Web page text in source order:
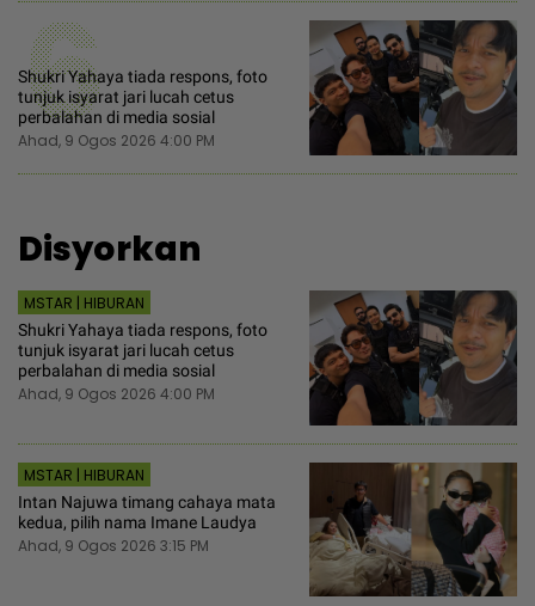
6
Shukri Yahaya tiada respons, foto
tunjuk isyarat jari lucah cetus
perbalahan di media sosial
Ahad, 9 Ogos 2026 4:00 PM
Disyorkan
MSTAR | HIBURAN
Shukri Yahaya tiada respons, foto
tunjuk isyarat jari lucah cetus
perbalahan di media sosial
Ahad, 9 Ogos 2026 4:00 PM
MSTAR | HIBURAN
Intan Najuwa timang cahaya mata
kedua, pilih nama Imane Laudya
Ahad, 9 Ogos 2026 3:15 PM